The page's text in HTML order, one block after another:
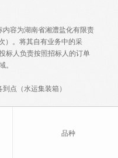
内容为湖南省湘澧盐化有限责
）。将其自有业务中的采
标人负责按照招标人的订单
点（水运集装箱）
品种